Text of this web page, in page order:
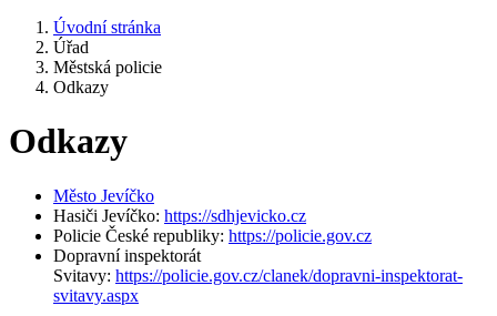
Úvodní stránka
Úřad
Městská policie
Odkazy
Odkazy
Město Jevíčko
Hasiči Jevíčko: https://sdhjevicko.cz
Policie České republiky: https://policie.gov.cz
Dopravní inspektorát
Svitavy: https://policie.gov.cz/clanek/dopravni-inspektorat-
svitavy.aspx